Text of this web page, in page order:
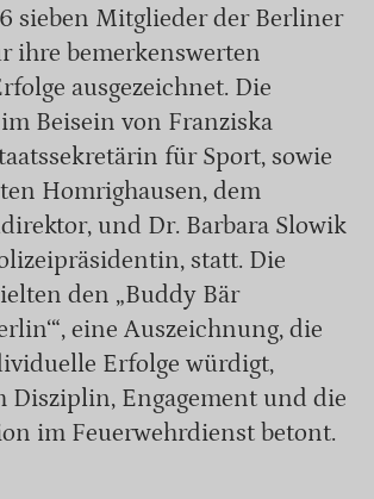
sieben Mitglieder der Berliner
ihre bemerkenswerten
ausgezeichnet. Die
Beisein von Franziska
für Sport, sowie
Homrighausen, dem
und Dr. Barbara Slowik
statt. Die
den „Buddy Bär
eine Auszeichnung, die
Erfolge würdigt,
Disziplin, Engagement und die
im Feuerwehrdienst betont.